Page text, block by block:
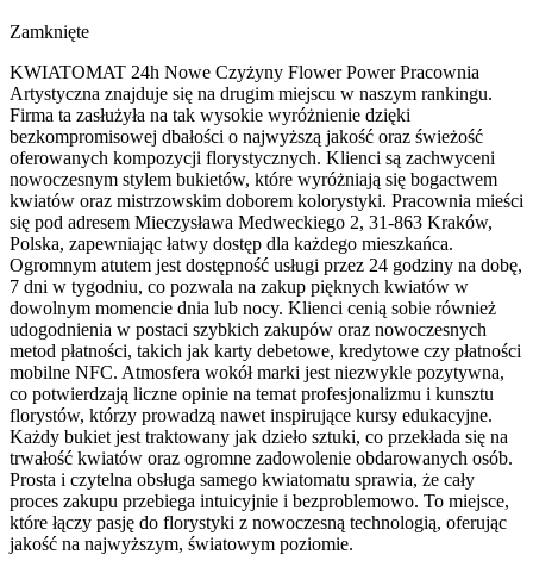
Zamknięte
KWIATOMAT 24h Nowe Czyżyny Flower Power Pracownia
Artystyczna znajduje się na drugim miejscu w naszym rankingu.
Firma ta zasłużyła na tak wysokie wyróżnienie dzięki
bezkompromisowej dbałości o najwyższą jakość oraz świeżość
oferowanych kompozycji florystycznych. Klienci są zachwyceni
nowoczesnym stylem bukietów, które wyróżniają się bogactwem
kwiatów oraz mistrzowskim doborem kolorystyki. Pracownia mieści
się pod adresem Mieczysława Medweckiego 2, 31-863 Kraków,
Polska, zapewniając łatwy dostęp dla każdego mieszkańca.
Ogromnym atutem jest dostępność usługi przez 24 godziny na dobę,
7 dni w tygodniu, co pozwala na zakup pięknych kwiatów w
dowolnym momencie dnia lub nocy. Klienci cenią sobie również
udogodnienia w postaci szybkich zakupów oraz nowoczesnych
metod płatności, takich jak karty debetowe, kredytowe czy płatności
mobilne NFC. Atmosfera wokół marki jest niezwykle pozytywna,
co potwierdzają liczne opinie na temat profesjonalizmu i kunsztu
florystów, którzy prowadzą nawet inspirujące kursy edukacyjne.
Każdy bukiet jest traktowany jak dzieło sztuki, co przekłada się na
trwałość kwiatów oraz ogromne zadowolenie obdarowanych osób.
Prosta i czytelna obsługa samego kwiatomatu sprawia, że cały
proces zakupu przebiega intuicyjnie i bezproblemowo. To miejsce,
które łączy pasję do florystyki z nowoczesną technologią, oferując
jakość na najwyższym, światowym poziomie.